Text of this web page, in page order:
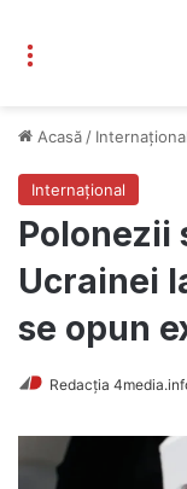
Acasă / Internațional
Internațional
Polonezii
Ucrainei
se opun
Redacția